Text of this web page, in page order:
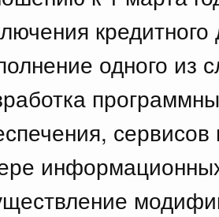
кредитного
одного из